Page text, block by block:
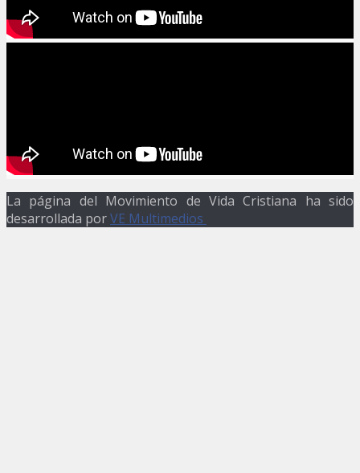
La página del Movimiento de Vida Cristiana ha sido
desarrollada porVE Multimedios